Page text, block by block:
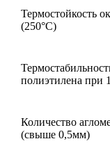
Термостойкость
(250°С)
полиэтилена при
Количество
(свыше 0,5мм)